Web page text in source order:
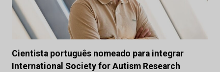
Cientista português nomeado para integrar
International Society for Autism Research